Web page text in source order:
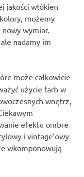
jakości włókien
możemy
wymiar.
nadamy im
może całkowicie
użycie farb w
wnętrz,
efektu ombre
i vintage’owy
wkomponowują